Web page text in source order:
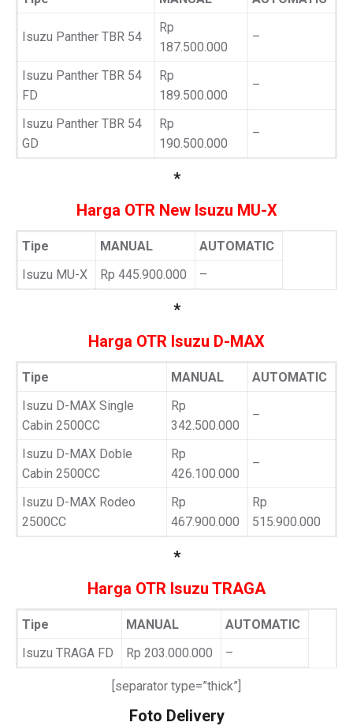
Isuzu Panther TBR 54
Rp
187.500.000
–
Isuzu Panther TBR 54
FD
Rp
189.500.000
–
Isuzu Panther TBR 54
GD
Rp
190.500.000
–
*
Harga OTR New Isuzu MU-X
Tipe MANUAL
AUTOMATIC
Isuzu MU-X
Rp 445.900.000 –
*
Harga OTR Isuzu D-MAX
Tipe MANUAL
AUTOMATIC
Isuzu D-MAX Single
Cabin 2500CC
Rp
342.500.000
–
Isuzu D-MAX Doble
Cabin 2500CC
Rp
426.100.000
–
Isuzu D-MAX Rodeo
2500CC
Rp
467.900.000
Rp
515.900.000
*
Harga OTR Isuzu TRAGA
Tipe MANUAL
AUTOMATIC
Isuzu TRAGA FD
Rp 203.000.000 –
[separator type=”thick”]
Foto Delivery